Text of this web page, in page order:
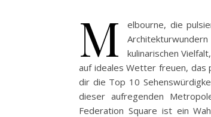
M
elbourne, die
kulinarischen
auf ideales Wetter freuen, das
dir die Top 10
dieser aufregenden
Federation Square ist ein